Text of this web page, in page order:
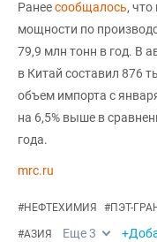
Ранеесообщалось,
мощности по
79,9 млн тонн в год. В
в Китай составил 876
объем импорта с
на 6,5% выше в
года.
mrc.ru
#НЕФТЕХИМИЯ #ПЭТ-
#АЗИЯ Еще3